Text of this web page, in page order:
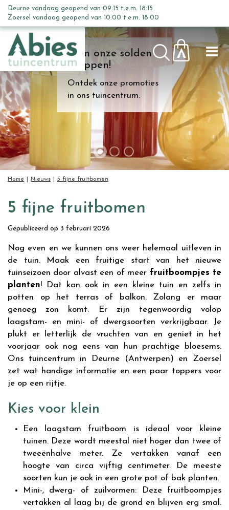
n
c
o
n
t
e
n
t
Kom onze solden
shoppen!
Ontdek onze promoties
in ons tuincentrum.
Home Nieuws 5 fijne fruitbomen
Deurne vandaag geopend van 09:15 t.e.m. 18:15
Zoersel vandaag geopend van 10:00 t.e.m. 18:00
5 fijne fruitbomen
Gepubliceerd op 3 februari 2026
Nog even en we kunnen ons weer helemaal uitleven in
de tuin. Maak een fruitige start van het nieuwe
tuinseizoen door alvast een of meer fruitboompjes te
planten! Dat kan ook in een kleine tuin en zelfs in
potten op het terras of balkon. Zolang er maar
genoeg zon komt. Er zijn tegenwoordig volop
laagstam- en mini- of dwergsoorten verkrijgbaar. Je
plukt er letterlijk de vruchten van en geniet in het
voorjaar ook nog eens van hun prachtige bloesems.
Ons tuincentrum in Deurne (Antwerpen) en Zoersel
zet wat handige informatie en een paar toppers voor
je op een rijtje.
Kies voor klein
Een laagstam fruitboom is ideaal voor kleine
tuinen. Deze wordt meestal niet hoger dan twee of
tweeënhalve meter. Ze vertakken vanaf een
hoogte van circa vijftig centimeter. De meeste
soorten kun je ook in een grote pot of bak planten.
Mini-, dwerg- of zuilvormen: Deze fruitboompjes
vertakken al laag bij de grond en blijven erg smal.